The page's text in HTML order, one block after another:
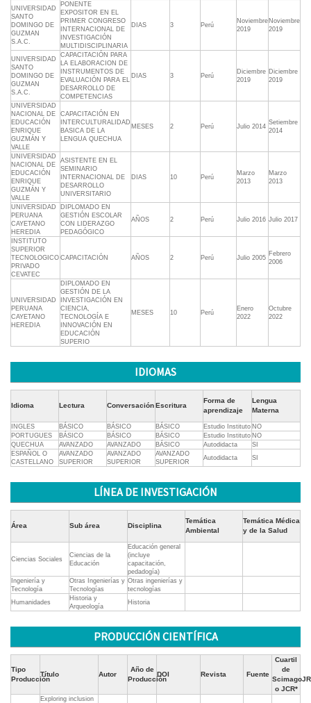
UNIVERSIDAD
SANTO
DOMINGO DE
GUZMAN
S.A.C.
PONENTE
EXPOSITOR EN EL
PRIMER CONGRESO
INTERNACIONAL DE
INVESTIGACIÓN
MULTIDISCIPLINARIA
DIAS 3 Perú
Noviembre
2019
Noviembre
2019
UNIVERSIDAD
SANTO
DOMINGO DE
GUZMAN
S.A.C.
CAPACITACIÓN PARA
LA ELABORACION DE
INSTRUMENTOS DE
EVALUACIÓN PARA EL
DESARROLLO DE
COMPETENCIAS
DIAS 3 Perú
Diciembre
2019
Diciembre
2019
UNIVERSIDAD
NACIONAL DE
EDUCACIÓN
ENRIQUE
GUZMÁN Y
VALLE
CAPACITACIÓN EN
INTERCULTURALIDAD
BASICA DE LA
LENGUA QUECHUA
MESES 2 Perú Julio 2014
Setiembre
2014
UNIVERSIDAD
NACIONAL DE
EDUCACIÓN
ENRIQUE
GUZMÁN Y
VALLE
ASISTENTE EN EL
SEMINARIO
INTERNACIONAL DE
DESARROLLO
UNIVERSITARIO
DIAS 10 Perú
Marzo
2013
Marzo
2013
UNIVERSIDAD
PERUANA
CAYETANO
HEREDIA
DIPLOMADO EN
GESTIÓN ESCOLAR
CON LIDERAZGO
PEDAGÓGICO
AÑOS 2 Perú Julio 2016 Julio 2017
INSTITUTO
SUPERIOR
TECNOLOGICO
PRIVADO
CEVATEC
CAPACITACIÓN AÑOS 2 Perú Julio 2005
Febrero
2006
UNIVERSIDAD
PERUANA
CAYETANO
HEREDIA
DIPLOMADO EN
GESTIÓN DE LA
INVESTIGACIÓN EN
CIENCIA,
TECNOLOGÍA E
INNOVACIÓN EN
EDUCACIÓN
SUPERIO
MESES 10 Perú
Enero
2022
Octubre
2022
IDIOMAS
Idioma Lectura ConversaciónEscritura
Forma de
aprendizaje
Lengua
Materna
INGLES BÁSICO BÁSICO BÁSICO Estudio Instituto NO
PORTUGUES
BÁSICO BÁSICO BÁSICO Estudio Instituto NO
QUECHUA
AVANZADO AVANZADO BÁSICO Autodidacta
SI
ESPAÑOL O
CASTELLANO
AVANZADO
SUPERIOR
AVANZADO
SUPERIOR
AVANZADO
SUPERIOR
Autodidacta SI
LÍNEA DE INVESTIGACIÓN
Área Sub área Disciplina
Temática
Ambiental
Temática Médica
y de la Salud
Ciencias Sociales
Ciencias de la
Educación
Educación general
(incluye
capacitación,
pedadogía)
Ingeniería y
Tecnología
Otras Ingenierías y
Tecnologías
Otras ingenierías y
tecnologías
Humanidades
Historia y
Arqueología
Historia
PRODUCCIÓN CIENTÍFICA
Tipo
Producción
Título Autor
Año de
Producción
DOI Revista Fuente
Cuartil
de
ScimagoJR
o JCR*
Exploring inclusion